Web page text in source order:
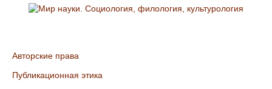
Авторские права
Публикационная этика